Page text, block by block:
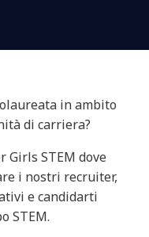
in ambito
di carriera?
Girls STEM dove
i nostri recruiter,
e candidarti
STEM.